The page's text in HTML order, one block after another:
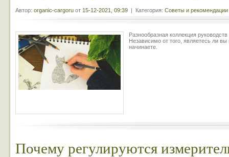
Автор: organic-cargoru от 15-12-2021, 09:39 | Категория: Советы и рекомендации
Разнообразная коллекция
Независимо от того, являетесь ли
начинаете.
Почему регулируются